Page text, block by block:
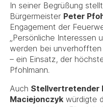
In seiner Begrüßung
Bürgermeister Peter
Engagement der
„Persönliche Interessen
werden bei
– ein Einsatz, der
Pfohlmann.
Auch Stellvertretender
Maciejonczyk würdigte